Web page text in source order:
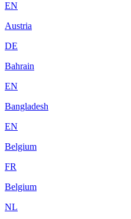
EN
Austria
DE
Bahrain
EN
Bangladesh
EN
Belgium
FR
Belgium
NL